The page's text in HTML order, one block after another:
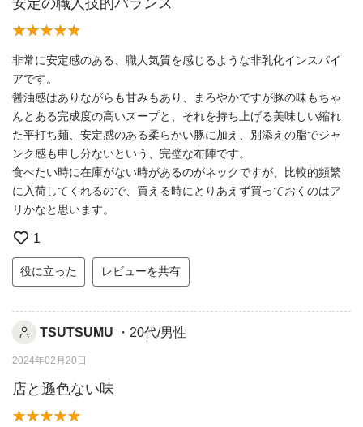
非常に安定感のある、職人気質を感じるような非乳化インスパイ
アです。
醤油感はありながらも甘みもあり、まろやかですが豚の味もちゃ
んとある完成度の高いスープと、それを持ち上げる美味しい縮れ
た平打ち麺、安定感のある柔らかい豚に加え、別添えの脂でジャ
ンク感も申し分ないという、完璧な布陣です。
食べたい時に在庫がない時があるのがネックですが、比較的頻繁
に入荷してくれるので、買える時にとりあえず買っておくのはア
リかなと思います。
1
役に立った レビューを共有
TSUTSUMU ・20代/男性
2024年02月20日
店と遜色ない味